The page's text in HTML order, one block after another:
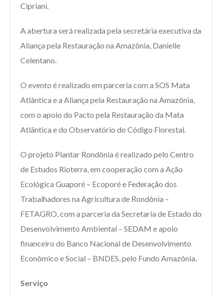
Cipriani.
A abertura será realizada pela secretária executiva da
Aliança pela Restauração na Amazônia, Danielle
Celentano.
O evento é realizado em parceria com a SOS Mata
Atlântica e a Aliança pela Restauração na Amazônia,
com o apoio do Pacto pela Restauração da Mata
Atlântica e do Observatório do Código Florestal.
O projeto Plantar Rondônia é realizado pelo Centro
de Estudos Rioterra, em cooperação com a Ação
Ecológica Guaporé – Ecoporé e Federação dos
Trabalhadores na Agricultura de Rondônia –
FETAGRO, com a parceria da Secretaria de Estado do
Desenvolvimento Ambiental – SEDAM e apoio
financeiro do Banco Nacional de Desenvolvimento
Econômico e Social – BNDES, pelo Fundo Amazônia.
Serviço